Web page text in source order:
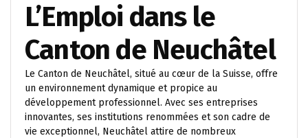
L’Emploi dans le
Canton de Neuchâtel
Le Canton de Neuchâtel, situé au cœur de la Suisse, offre
un environnement dynamique et propice au
développement professionnel. Avec ses entreprises
innovantes, ses institutions renommées et son cadre de
vie exceptionnel, Neuchâtel attire de nombreux